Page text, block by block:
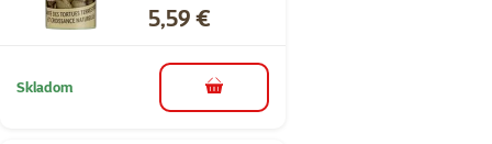
Cena
5,59 €
Skladom do košíka